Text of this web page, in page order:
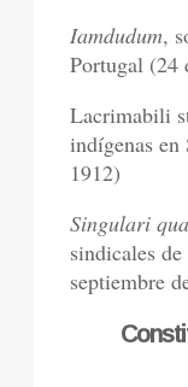
Iamdudum,
Portugal (24
Lacrimabili
indígenas
1912)
Singulari
sindicales
septiembre